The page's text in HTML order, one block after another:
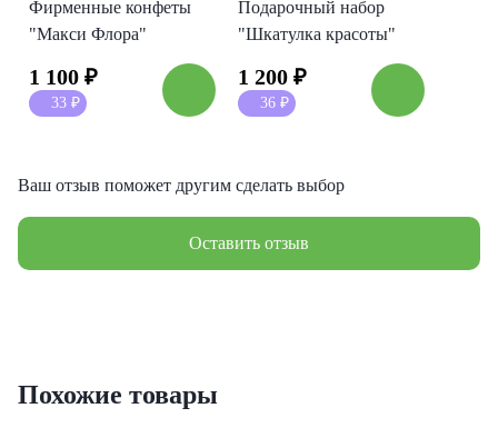
Фирменные конфеты
"Макси Флора"
1 100 ₽
33 ₽
Подарочный набор
"Шкатулка красоты"
1 200 ₽
36 ₽
Ваш отзыв поможет другим сделать выбор
Оставить отзыв
Похожие товары